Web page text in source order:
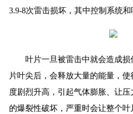
3.9-8次雷击损坏，其中控制系统和
叶片一旦被雷击中就会造成
片叶尖后，会释放大量的能量，
度剧烈升高，引起气体膨胀、让
的爆裂性破坏，严重时会让整个